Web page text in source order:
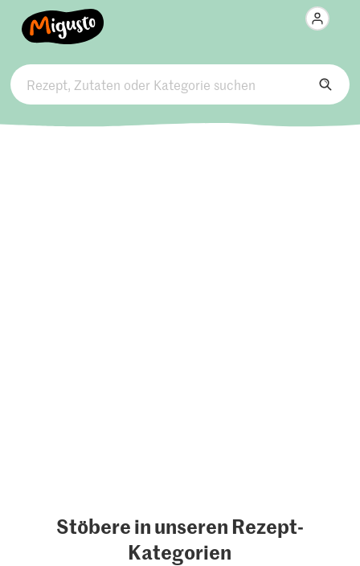
Stöbere in unseren Rezept-
Kategorien